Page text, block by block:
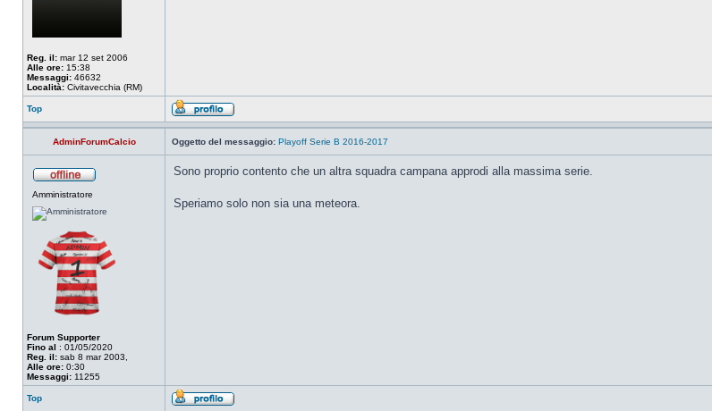
Reg. il: mar 12 set 2006
Alle ore: 15:38
Messaggi: 46632
Località: Civitavecchia (RM)
Top
AdminForumCalcio Oggetto del messaggio: Playoff Serie B 2016-2017
Amministratore
Forum Supporter
Fino al : 01/05/2020
Reg. il: sab 8 mar 2003,
Alle ore: 0:30
Messaggi: 11255
Sono proprio contento che un altra squadra campana approdi alla massima serie.
Speriamo solo non sia una meteora.
Top